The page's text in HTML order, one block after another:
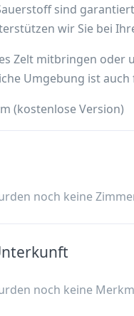
sind
wir Sie bei
Zelt mitbringen
Umgebung ist
(kostenlose Version)
noch keine
noch keine